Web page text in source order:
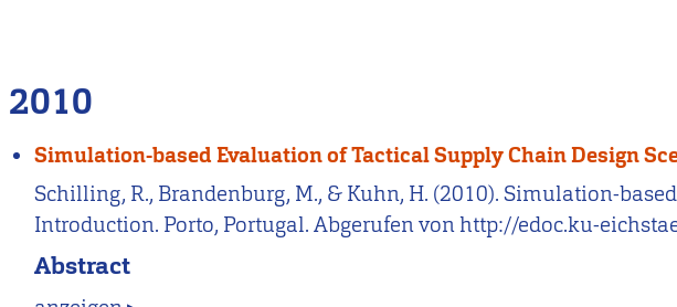
2010
Simulation-based Evaluation of Tactical Supply Chain Design
Schilling, R., Brandenburg, M., & Kuhn, H. (2010). Simulation-
Introduction. Porto, Portugal. Abgerufen von http://edoc.ku-
Abstract